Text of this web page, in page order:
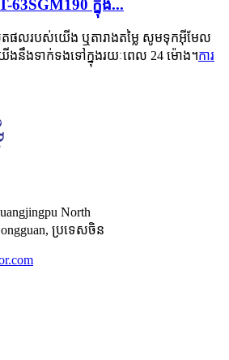
63SGM190 ក្នុង...
ផលរបស់យើង ឬតារាងតម្លៃ សូមទុកអ៊ីមែល
ងនឹងទាក់ទងទៅក្នុងរយៈពេល 24 ម៉ោង។ការ
North
ប្រទេសចិន